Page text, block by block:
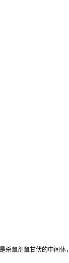
是杀鼠剂鼠甘伏的中间体，